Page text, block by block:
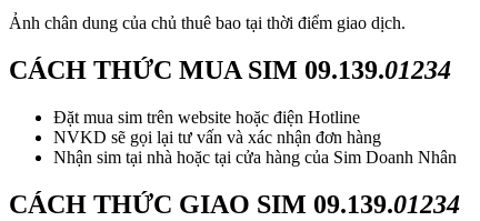
Ảnh chân dung của chủ thuê bao tại thời điểm giao dịch.
CÁCH THỨC MUA SIM 09.139.01234
Đặt mua sim trên website hoặc điện Hotline
NVKD sẽ gọi lại tư vấn và xác nhận đơn hàng
Nhận sim tại nhà hoặc tại cửa hàng của Sim Doanh Nhân
CÁCH THỨC GIAO SIM 09.139.01234